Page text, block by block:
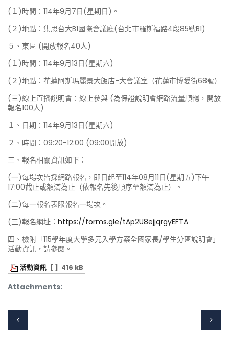
(１)時間：114年9月7日(星期日)。
(２)地點：集思台大B1國際會議廳(台北市羅斯福路4段85號B1)
５、東區 (開放報名40人)
(１)時間：114年9月13日(星期六)
(２)地點：花蓮阿斯瑪麗景大飯店-大會議室（花蓮市博愛街68號）
(三)線上直播說明會：線上參與 (為保證說明會網路流量順暢，開放
報名100人)
１、日期：114年9月13日(星期六)
２、時間：09:20-12:00 (09:00開放)
三、報名相關資訊如下：
(一)每場次皆採網路報名，即日起至114年08月11日(星期五)下午
17:00截止或額滿為止（依報名先後順序至額滿為止）。
(二)每一報名表限報名一場次。
(三)報名網址： https://forms.gle/tAp2U8ejjqrgyEFTA
四、檢附「115學年度大學多元入學方案全國家長/學生分區說明會」
活動資訊，請參閱。
Attachments:
活動資訊 [ ] 416 kB